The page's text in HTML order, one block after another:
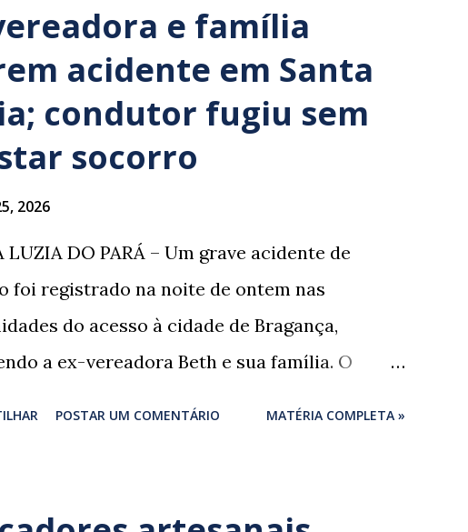
e família
acidente em Santa
condutor fugiu sem
socorro
2026
LUZIA DO PARÁ – Um grave acidente de
foi registrado na noite de ontem nas
do acesso à cidade de Bragança,
a ex-vereadora Beth e sua família. O
POSTAR UM COMENTÁRIO MATÉRIA COMPLETA »